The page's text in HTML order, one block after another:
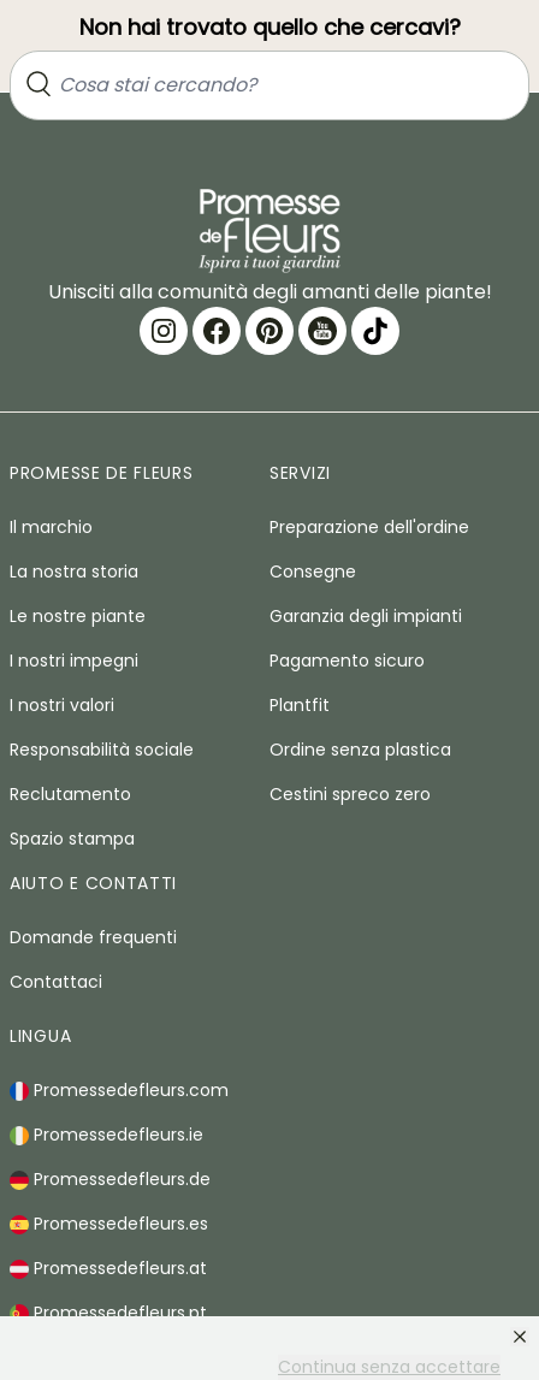
Continua senza accettare
Non hai trovato quello che cercavi?
Unisciti alla comunità degli amanti delle piante!
PROMESSE DE FLEURS
Il marchio
La nostra storia
Le nostre piante
I nostri impegni
I nostri valori
Responsabilità sociale
Reclutamento
Spazio stampa
SERVIZI
Preparazione dell'ordine
Consegne
Garanzia degli impianti
Pagamento sicuro
Plantfit
Ordine senza plastica
Cestini spreco zero
AIUTO E CONTATTI
Domande frequenti
Contattaci
LINGUA
Promessedefleurs.com
Promessedefleurs.ie
Promessedefleurs.de
Promessedefleurs.es
Promessedefleurs.at
Promessedefleurs.pt